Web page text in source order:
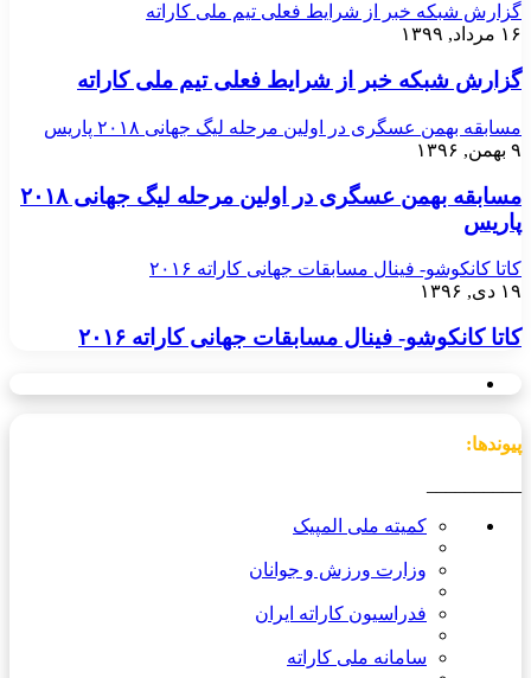
گزارش شبکه خبر از شرایط فعلی تیم ملی کاراته
۱۶ مرداد, ۱۳۹۹
گزارش شبکه خبر از شرایط فعلی تیم ملی کاراته
مسابقه بهمن عسگری در اولین مرحله لیگ جهانی ۲۰۱۸ پاریس
۹ بهمن, ۱۳۹۶
مسابقه بهمن عسگری در اولین مرحله لیگ جهانی ۲۰۱۸
پاریس
کاتا کانکوشو- فینال مسابقات جهانی کاراته ۲۰۱۶
۱۹ دی, ۱۳۹۶
کاتا کانکوشو- فینال مسابقات جهانی کاراته ۲۰۱۶
پیوندها:
کمیته ملی المپیک
وزارت ورزش و جوانان
فدراسیون کاراته ایران
سامانه ملی کاراته